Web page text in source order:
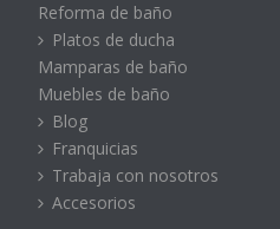
Reforma de baño
Platos de ducha
Mamparas de baño
Muebles de baño
Blog
Franquicias
Trabaja con nosotros
Accesorios